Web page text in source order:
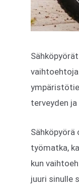
terveyden
työmatka,
kun
juuri sinulle